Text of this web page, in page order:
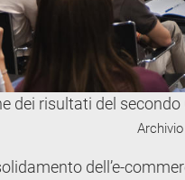
dei risultati del
dell’e-